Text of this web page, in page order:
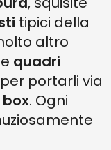
tipici della
altro
quadri
portarli via
box. Ogni